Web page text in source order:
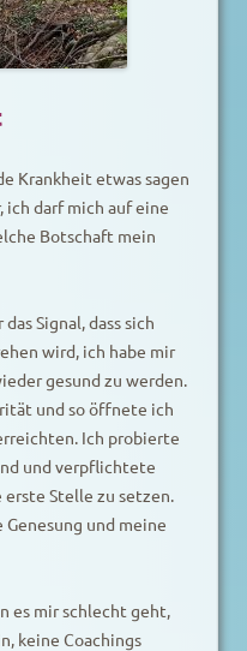
Krankheit etwas sagen
ich darf mich auf eine
Botschaft mein
Signal, dass sich
wird, ich habe mir
gesund zu werden.
und so öffnete ich
Ich probierte
und verpflichtete
erste Stelle zu setzen.
und meine
es mir schlecht geht,
keine Coachings